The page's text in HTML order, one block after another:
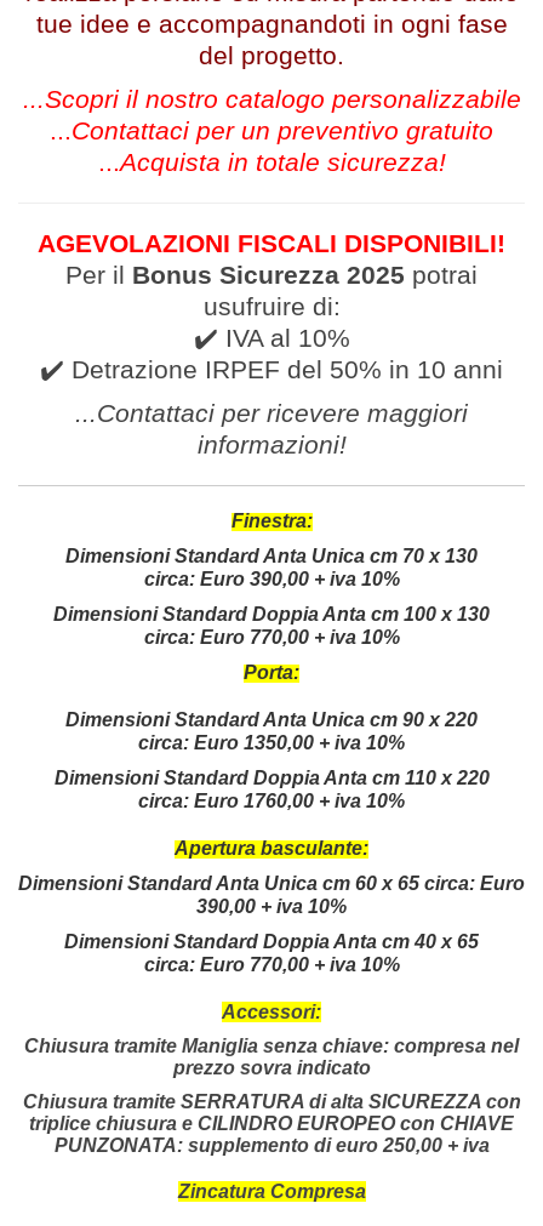
tue idee e accompagnandoti in ogni fase
del progetto.
...Scopri il nostro catalogo personalizzabile
...Contattaci per un preventivo gratuito
...Acquista in totale sicurezza!
AGEVOLAZIONI FISCALI DISPONIBILI!
Per il Bonus Sicurezza 2025 potrai
usufruire di:
✔️ IVA al 10%
✔️ Detrazione IRPEF del 50% in 10 anni
...Contattaci per ricevere maggiori
informazioni!
Finestra:
Dimensioni Standard Anta Unica cm 70 x 130
circa: Euro 390,00 + iva 10%
Dimensioni Standard Doppia Anta cm 100 x 130
circa: Euro 770,00 + iva 10%
Porta:
Dimensioni Standard Anta Unica cm 90 x 220
circa: Euro 1350,00 + iva 10%
Dimensioni Standard Doppia Anta cm 110 x 220
circa: Euro 1760,00 + iva 10%
Apertura basculante:
Dimensioni Standard Anta Unica cm 60 x 65 circa: Euro
390,00 + iva 10%
Dimensioni Standard Doppia Anta cm 40 x 65
circa: Euro 770,00 + iva 10%
Accessori:
Chiusura tramite Maniglia senza chiave: compresa nel
prezzo sovra indicato
Chiusura tramite SERRATURA di alta SICUREZZA con
triplice chiusura e CILINDRO EUROPEO con CHIAVE
PUNZONATA: supplemento di euro 250,00 + iva
Zincatura Compresa